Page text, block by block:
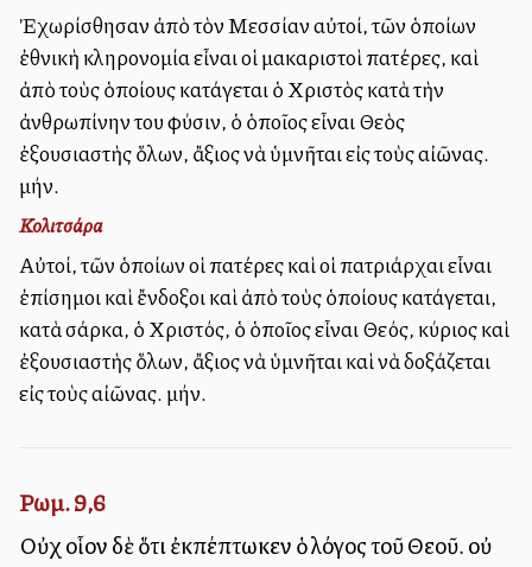
Ἐχωρίσθησαν ἀπὸ τὸν Μεσσίαν αὐτοί, τῶν ὁποίων
ἐθνικὴ κληρονομία εἶναι οἱ μακαριστοὶ πατέρες, καὶ
ἀπὸ τοὺς ὁποίους κατάγεται ὁ Χριστὸς κατὰ τὴν
ἀνθρωπίνην του φύσιν, ὁ ὁποῖος εἶναι Θεὸς
ἐξουσιαστὴς ὅλων, ἄξιος νὰ ὑμνῆται εἰς τοὺς αἰῶνας.
Ἀμήν.
Κολιτσάρα
Αὐτοί, τῶν ὁποίων οἱ πατέρες καὶ οἱ πατριάρχαι εἶναι
ἐπίσημοι καὶ ἔνδοξοι καὶ ἀπὸ τοὺς ὁποίους κατάγεται,
κατὰ σάρκα, ὁ Χριστός, ὁ ὁποῖος εἶναι Θεός, κύριος καὶ
ἐξουσιαστὴς ὅλων, ἄξιος νὰ ὑμνῆται καὶ νὰ δοξάζεται
εἰς τοὺς αἰῶνας. Ἀμήν.
Ρωμ. 9,6
Οὐχ οἷον δὲ ὅτι ἐκπέπτωκεν ὁ λόγος τοῦ Θεοῦ. οὐ